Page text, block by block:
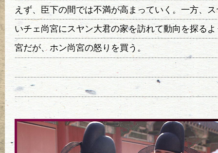
えず、臣下の間では不満が高まっていく。一方、
いチェ尚宮にスヤン大君の家を訪れて動向を探る
宮だが、ホン尚宮の怒りを買う。